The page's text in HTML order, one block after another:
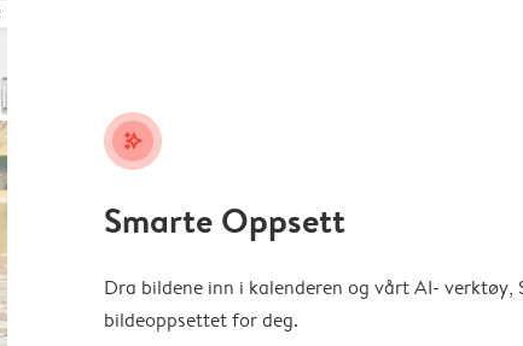
stars_plus
Smarte Oppsett
Dra bildene inn i kalenderen og vårt AI-
bildeoppsettet for deg.